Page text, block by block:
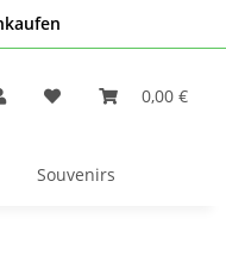
0,00 €
Souvenirs